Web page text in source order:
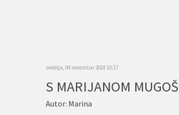
nedelja, 04 novembar 2018 10:17
S MARIJANOM
Autor: Marina